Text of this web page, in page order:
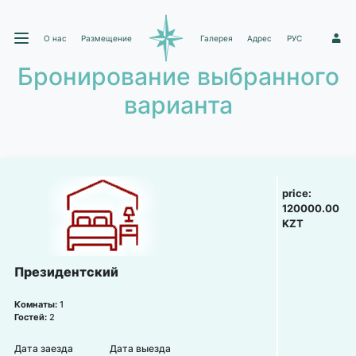
О нас Размещение Галерея Адрес РУС 1
Бронирование выбранного
варианта
Президентский
Комнаты: 1
Гостей: 2
Дата заезда Дата выезда
price:
120000.00
KZT